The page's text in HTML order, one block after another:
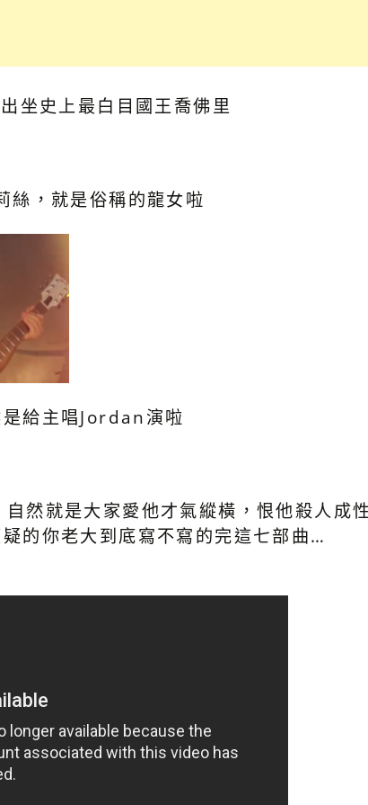
坐史上最白目國王喬佛里
絲，就是俗稱的龍女啦
給主唱Jordan演啦
然就是大家愛他才氣縱橫，恨他殺人成
的你老大到底寫不寫的完這七部曲…